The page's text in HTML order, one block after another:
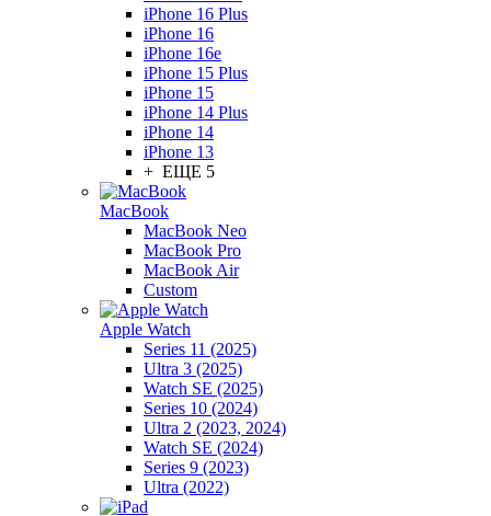
iPhone 16 Plus
iPhone 16
iPhone 16e
iPhone 15 Plus
iPhone 15
iPhone 14 Plus
iPhone 14
iPhone 13
+ ЕЩЕ 5
MacBook
MacBook Neo
MacBook Pro
MacBook Air
Custom
Apple Watch
Series 11 (2025)
Ultra 3 (2025)
Watch SE (2025)
Series 10 (2024)
Ultra 2 (2023, 2024)
Watch SE (2024)
Series 9 (2023)
Ultra (2022)